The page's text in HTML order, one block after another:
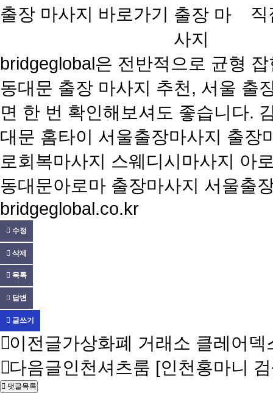
출장 마사지 바로가기
bridgeglobal은 전반적으로 균형
동대문 출장 마사지 추천, 서울 출
면 한 번 확인해보셔도 좋습니다.
대문 홈타이 서울출장마사지 출장
로회복마사지 스웨디시마사지 아
동대문아로마 출장마사지 서울출
bridgeglobal.co.kr
수정
삭제
목록
답변
글쓰기
이전글가상화폐 거래소 클레어덱
다음글인천셔츠룸 [인천홍마니
댓글목록